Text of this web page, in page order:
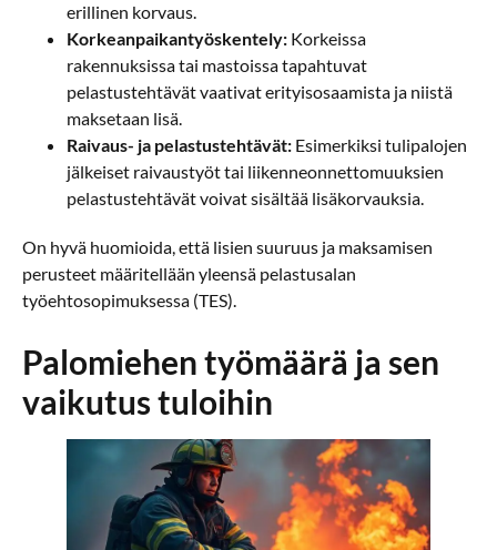
erillinen korvaus.
Korkeanpaikantyöskentely: Korkeissa
rakennuksissa tai mastoissa tapahtuvat
pelastustehtävät vaativat erityisosaamista ja niistä
maksetaan lisä.
Raivaus- ja pelastustehtävät: Esimerkiksi tulipalojen
jälkeiset raivaustyöt tai liikenneonnettomuuksien
pelastustehtävät voivat sisältää lisäkorvauksia.
On hyvä huomioida, että lisien suuruus ja maksamisen
perusteet määritellään yleensä pelastusalan
työehtosopimuksessa (TES).
Palomiehen työmäärä ja sen
vaikutus tuloihin